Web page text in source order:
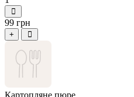
99 грн
+
Картопляне пюре